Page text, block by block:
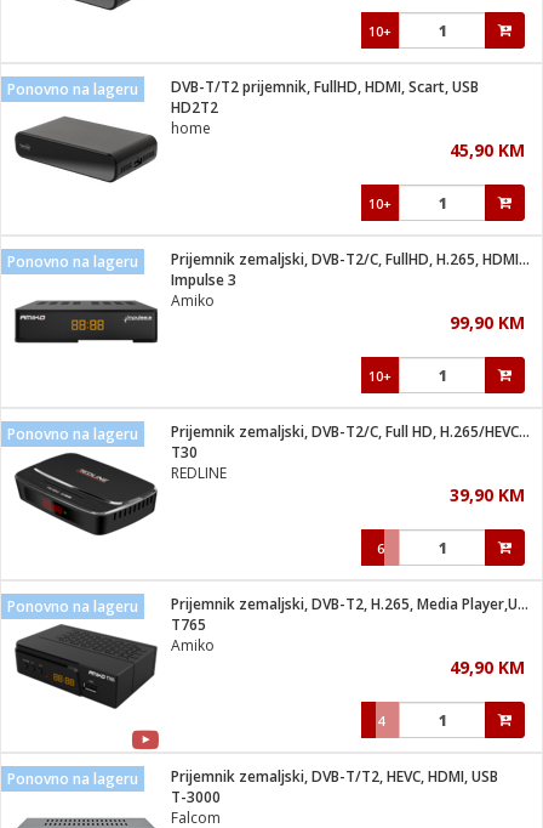
aparati
kafu
program
pribor
materijal
i oprema
zraka
gorivo
brave
10+
Ponovno na lageru
DVB-T/T2 prijemnik, FullHD, HDMI, Scart, USB
HD2T2
home
45,90 KM
10+
Ponovno na lageru
Prijemnik zemaljski, DVB-T2/C, FullHD, H.265, HDMI, USB
Impulse 3
Amiko
99,90 KM
10+
Ponovno na lageru
Prijemnik zemaljski, DVB-T2/C, Full HD, H.265/HEVC, Scart
T30
REDLINE
39,90 KM
6
Ponovno na lageru
Prijemnik zemaljski, DVB-T2, H.265, Media Player,USB
T765
Amiko
49,90 KM
4
Ponovno na lageru
Prijemnik zemaljski, DVB-T/T2, HEVC, HDMI, USB
T-3000
Falcom